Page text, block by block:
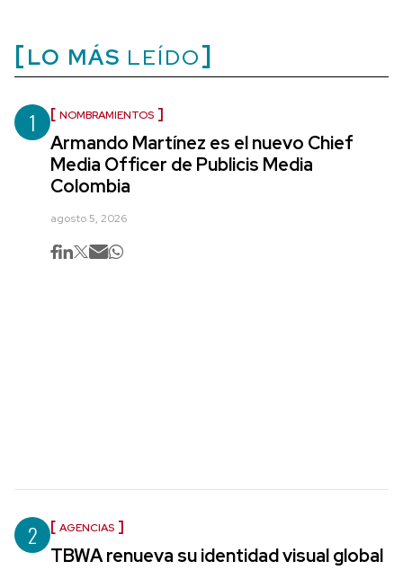
LO MÁS LEÍDO
1 NOMBRAMIENTOS
Armando Martínez es el nuevo Chief
Media Officer de Publicis Media
Colombia
agosto 5, 2026
2 AGENCIAS
TBWA renueva su identidad visual global